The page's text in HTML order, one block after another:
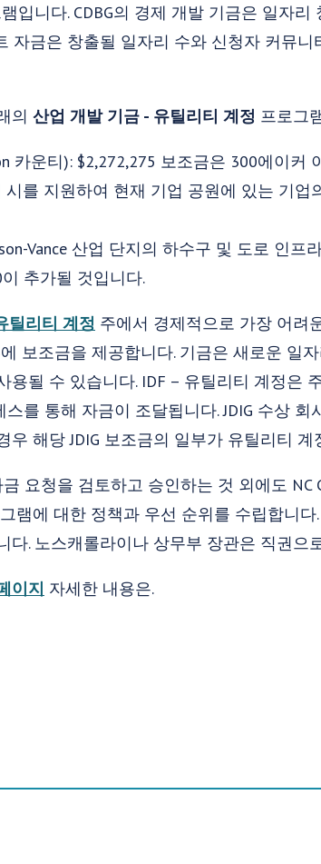
입니다. CDBG의 경제 개발 기금은 일자
자금은 창출될 일자리 수와 신청자 커뮤
의 산업 개발 기금 - 유틸리티 계정 프로그
카운티): $2,272,275 보조금은 300에이커
를 지원하여 현재 기업 공원에 있는 기업
Vance 산업 단지의 하수구 및 도로 인
추가될 것입니다.
틸리티 계정 주에서 경제적으로 가장 어려
보조금을 제공합니다. 기금은 새로운 일
용될 수 있습니다. IDF – 유틸리티 계정은
를 통해 자금이 조달됩니다. JDIG 수상
우 해당 JDIG 보조금의 일부가 유틸리티 계
요청을 검토하고 승인하는 것 외에도 NC
램에 대한 정책과 우선 순위를 수립합니
다. 노스캐롤라이나 상무부 장관은 직권으
이지 자세한 내용은.